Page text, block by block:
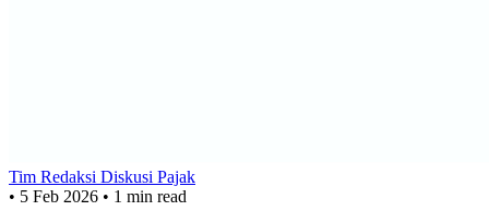
Tim Redaksi Diskusi Pajak
• 5 Feb 2026 • 1 min read